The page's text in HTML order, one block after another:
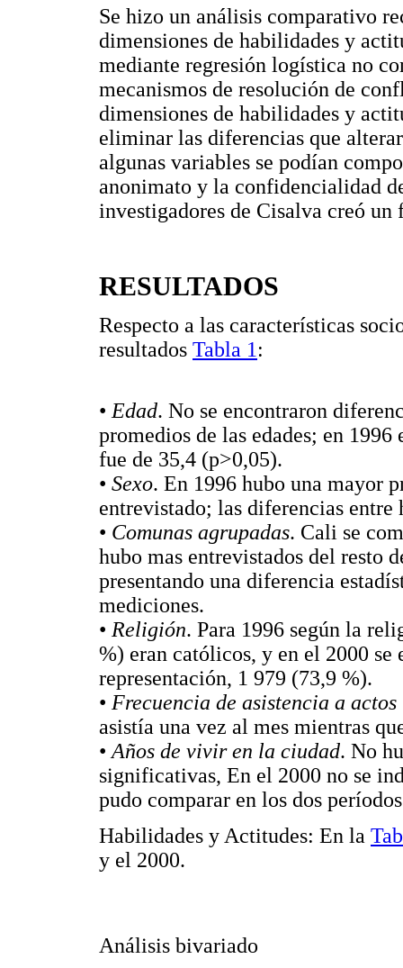
Se hizo un análisis comparativo
dimensiones de habilidades y
mediante regresión logística no
mecanismos de resolución de
dimensiones de habilidades y
eliminar las diferencias que
algunas variables se podían
anonimato y la confidencialidad
investigadores de Cisalva creó
RESULTADOS
Respecto a las características
resultados Tabla 1 :
•Edad. No se encontraron
promedios de las edades; en
fue de 35,4 (p>0,05).
• Sexo. En 1996 hubo una mayor
entrevistado; las diferencias
• Comunas agrupadas. Cali se
hubo mas entrevistados del resto
presentando una diferencia
mediciones.
• Religión. Para 1996 según la
%) eran católicos, y en el 2000
representación, 1 979 (73,9 %).
• Frecuencia de asistencia a
asistía una vez al mes mientras
•Años de vivir en la ciudad. No
significativas, En el 2000 no se
pudo comparar en los dos
Habilidades y Actitudes: En la
y el 2000.
Análisis bivariado